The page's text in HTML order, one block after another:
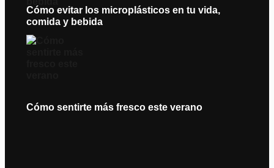
Cómo evitar los microplásticos en tu vida,
comida y bebida
Cómo sentirte más fresco este verano